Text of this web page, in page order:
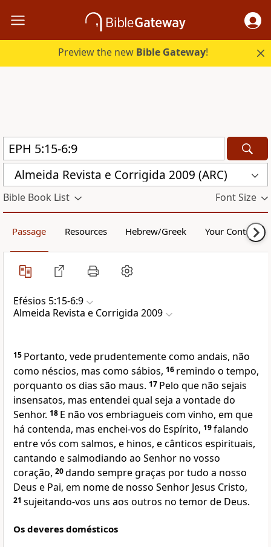
Preview the new Bible Gateway!
Almeida Revista e Corrigida 2009 (ARC)
Bible Book List Font Size
Passage Resources Hebrew/Greek Your Content
Efésios 5:15-6:9
Almeida Revista e Corrigida 2009
15 Portanto, vede prudentemente como andais, não
como néscios, mas como sábios, 16 remindo o tempo,
porquanto os dias são maus. 17 Pelo que não sejais
insensatos, mas entendei qual seja a vontade do
Senhor. 18 E não vos embriagueis com vinho, em que
há contenda, mas enchei-vos do Espírito, 19falando
entre vós com salmos, e hinos, e cânticos espirituais,
cantando e salmodiando ao Senhor no vosso
coração, 20dando sempre graças por tudo a nosso
Deus e Pai, em nome de nosso Senhor Jesus Cristo,
21 sujeitando-vos uns aos outros no temor de Deus.
Os deveres domésticos